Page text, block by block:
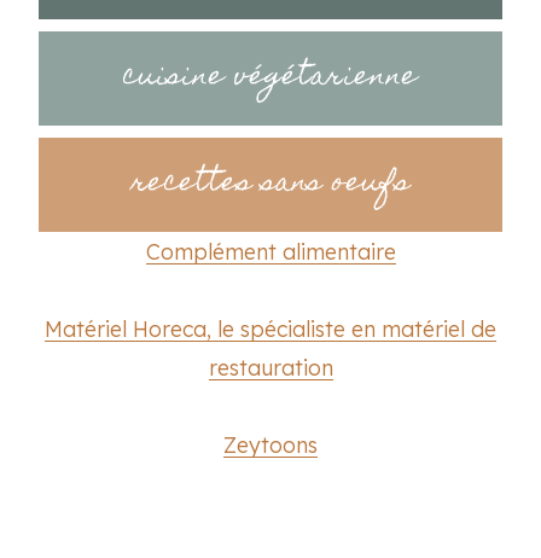
cuisine végétarienne
recettes sans oeufs
Complément alimentaire
Matériel Horeca, le spécialiste en matériel de
restauration
Zeytoons